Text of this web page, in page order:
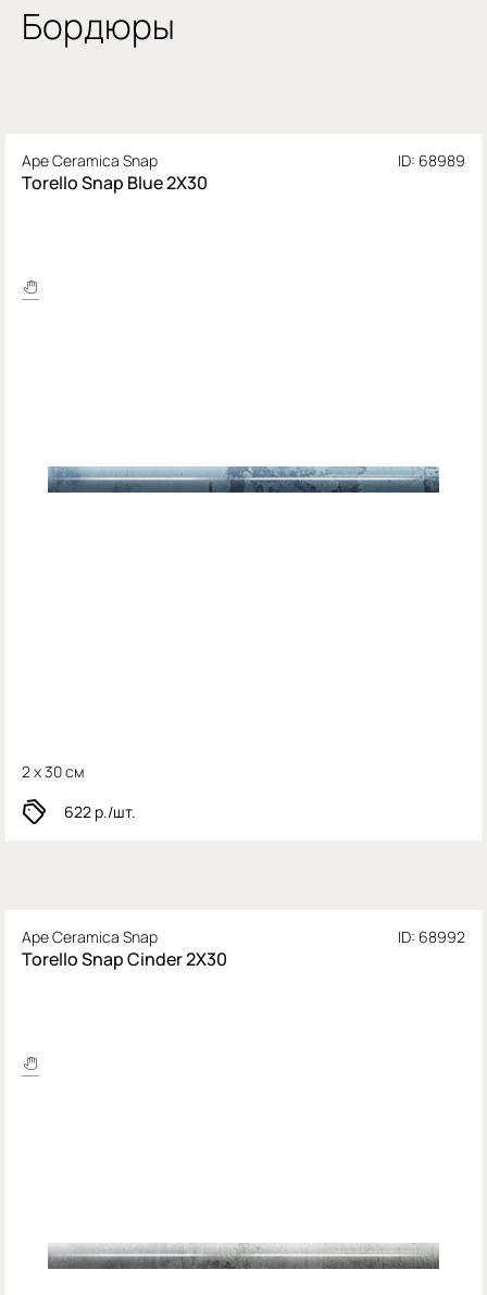
Бордюры
Ape Ceramica Snap ID: 68989
Torello Snap Blue 2X30
2 x 30 см
622 р./шт.
Ape Ceramica Snap ID: 68992
Torello Snap Cinder 2X30